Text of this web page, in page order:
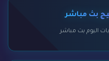
بث مباشر